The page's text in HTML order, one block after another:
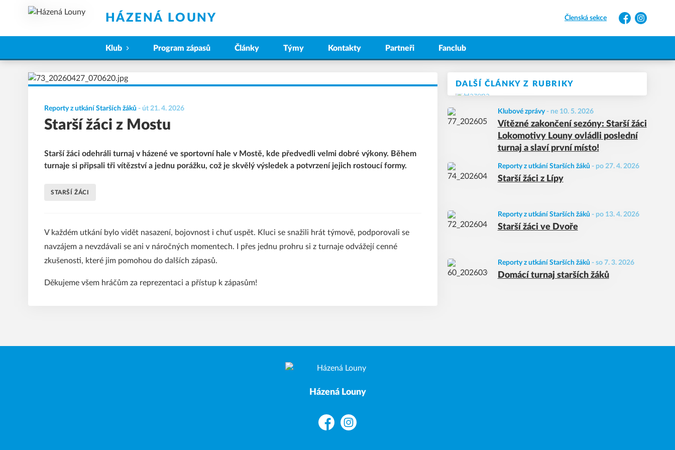
HÁZENÁ LOUNY Členská sekce
FacebookInstagram
Klub Program zápasů Články Týmy Kontakty Partneři Fanclub
DALŠÍ ČLÁNKY Z RUBRIKY
Klubové zprávy- ne 10. 5. 2026
Vítězné zakončení sezóny: Starší žáci
Lokomotivy Louny ovládli poslední
turnaj a slaví první místo!
Reporty z utkání Starších žáků - po 27. 4. 2026
Starší žáci z Lípy
Reporty z utkání Starších žáků - po 13. 4. 2026
Starší žáci ve Dvoře
Reporty z utkání Starších žáků - so 7. 3. 2026
Domácí turnaj starších žáků
Reporty z utkání Starších žáků - út 21. 4. 2026
Starší žáci z Mostu
Starší žáci odehráli turnaj v házené ve sportovní hale v Mostě, kde předvedli velmi dobré výkony. Během
turnaje si připsali tři vítězství a jednu porážku, což je skvělý výsledek a potvrzení jejich rostoucí formy.
STARŠÍ ŽÁCI
V každém utkání bylo vidět nasazení, bojovnost i chuť uspět. Kluci se snažili hrát týmově, podporovali se
navzájem a nevzdávali se ani v náročných momentech. I přes jednu prohru si z turnaje odvážejí cenné
zkušenosti, které jim pomohou do dalších zápasů.
Děkujeme všem hráčům za reprezentaci a přístup k zápasům!
Házená Louny
FacebookInstagram